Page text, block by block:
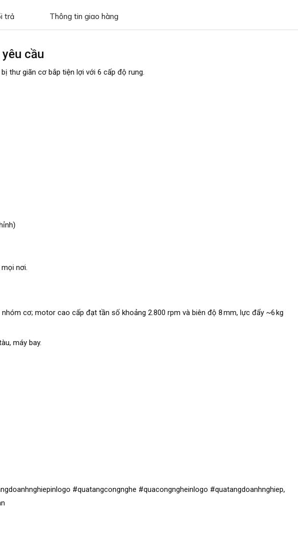
trả Thông tin giao hàng
cầu
thư giãn cơ bắp tiện lợi với 6 cấp độ rung.
nơi.
cơ; motor cao cấp đạt tần số khoảng 2.800 rpm và biên độ 8 mm, lực đẩy ~6 kg
máy bay.
#quatangcongnghe #quacongngheinlogo #quatangdoanhnghiep,